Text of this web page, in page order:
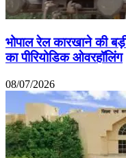
भोपाल रेल कारखाने की
का पीरियोडिक ओवरहॉलिंग
08/07/2026